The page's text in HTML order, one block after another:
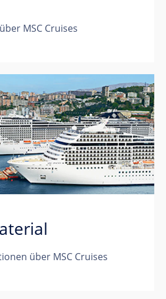
MSC Cruises
über MSC Cruises